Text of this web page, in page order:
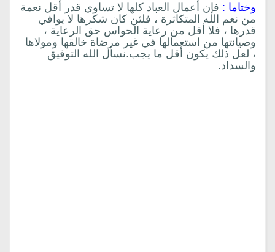
وختاما : فإن أعمال العباد كلها لا تساوي قدر أقل نعمة
من نعم الله المتكاثرة ، فلئن كان شكرها لا يوافي
قدرها ، فلا أقل من رعاية الحواس حق الرعاية ،
وصيانتها من استعمالها في غير مرضاة خالقها ومولاها
، لعل ذلك يكون أقل ما يجب.نسأل الله التوفيق
والسداد.